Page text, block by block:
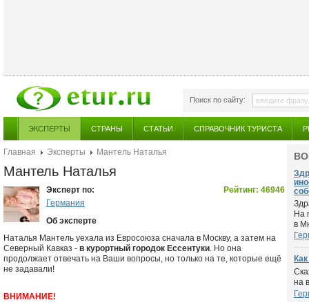
Поиск по сайту:
ЭКСПЕРТЫ СТРАНЫ СТАТЬИ СПРАВОЧНИК ТУРИСТА
Главная Эксперты Мантель Наталья
Мантель Наталья
Рейтинг: 46946
Эксперт по:
Германия
Об эксперте
Наталья Мантель уехала из Евросоюза сначала в Москву, а затем на
Северный Кавказ - в курортный городок Ессентуки. Но она
продолжает отвечать на Ваши вопросы, но только на те, которые ещё
не задавали!
ВНИМАНИЕ!
На
в
на